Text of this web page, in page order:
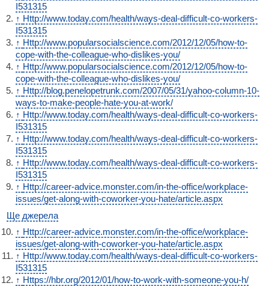
I531315
↑ Http://www.today.com/health/ways-deal-difficult-co-workers-
I531315
↑ Http://www.popularsocialscience.com/2012/12/05/how-to-
cope-with-the-colleague-who-dislikes-you/
↑ Http://www.popularsocialscience.com/2012/12/05/how-to-
cope-with-the-colleague-who-dislikes-you/
↑ Http://blog.penelopetrunk.com/2007/05/31/yahoo-column-10-
ways-to-make-people-hate-you-at-work/
↑ Http://www.today.com/health/ways-deal-difficult-co-workers-
I531315
↑ Http://www.today.com/health/ways-deal-difficult-co-workers-
I531315
↑ Http://www.today.com/health/ways-deal-difficult-co-workers-
I531315
↑ Http://career-advice.monster.com/in-the-office/workplace-
issues/get-along-with-coworker-you-hate/article.aspx
Ще джерела
↑ Http://career-advice.monster.com/in-the-office/workplace-
issues/get-along-with-coworker-you-hate/article.aspx
↑ Http://www.today.com/health/ways-deal-difficult-co-workers-
I531315
↑ Https://hbr.org/2012/01/how-to-work-with-someone-you-h/